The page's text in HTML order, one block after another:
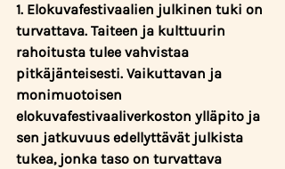
1. Elokuvafestivaalien julkinen tuki on
turvattava. Taiteen ja kulttuurin
rahoitusta tulee vahvistaa
pitkäjänteisesti. Vaikuttavan ja
monimuotoisen
elokuvafestivaaliverkoston ylläpito ja
sen jatkuvuus edellyttävät julkista
tukea, jonka taso on turvattava